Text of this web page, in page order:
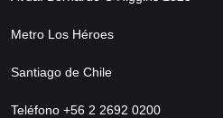
Metro Los Héroes
Santiago de Chile
Teléfono +56 2 2692 0200